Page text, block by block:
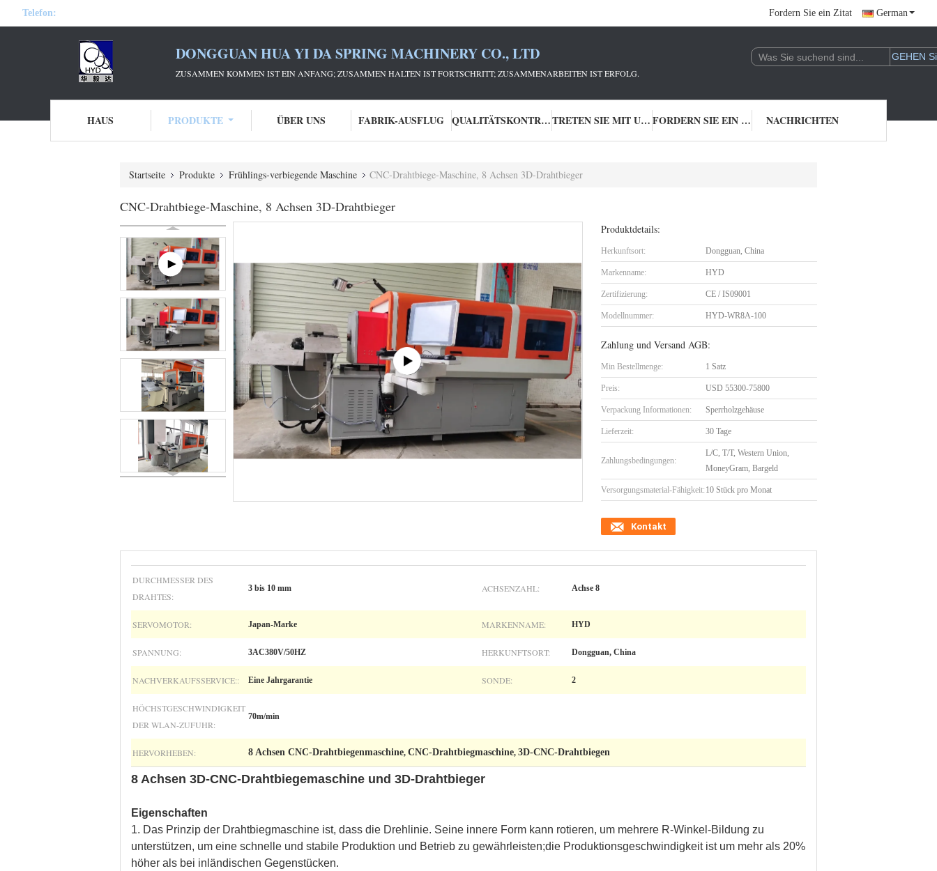
Telefon: Fordern Sie ein Zitat German
DONGGUAN HUA YI DA SPRING MACHINERY CO., LTD
ZUSAMMEN KOMMEN IST EIN ANFANG; ZUSAMMEN HALTEN IST FORTSCHRITT; ZUSAMMENARBEITEN IST ERFOLG.
HAUS PRODUKTE ÜBER UNS FABRIK-AUSFLUG QUALITÄTSKONTROLLE TRETEN SIE MIT UNS IN VERBINDUNG FORDERN SIE EIN ZITAT NACHRICHTEN
Startseite Produkte Frühlings-verbiegende Maschine CNC-Drahtbiege-Maschine, 8 Achsen 3D-Drahtbieger
CNC-Drahtbiege-Maschine, 8 Achsen 3D-Drahtbieger
Produktdetails:
Herkunftsort: Dongguan, China
Markenname: HYD
Zertifizierung: CE / IS09001
Modellnummer: HYD-WR8A-100
Zahlung und Versand AGB:
Min Bestellmenge: 1 Satz
Preis: USD 55300-75800
Verpackung Informationen: Sperrholzgehäuse
Lieferzeit: 30 Tage
Zahlungsbedingungen:
L/C, T/T, Western Union,
MoneyGram, Bargeld
Versorgungsmaterial-Fähigkeit: 10 Stück pro Monat
Kontakt
DURCHMESSER DES
DRAHTES:
3 bis 10 mm ACHSENZAHL: Achse 8
SERVOMOTOR: Japan-Marke MARKENNAME: HYD
SPANNUNG: 3AC380V/50HZ HERKUNFTSORT: Dongguan, China
NACHVERKAUFSSERVICE:: Eine Jahrgarantie SONDE: 2
HÖCHSTGESCHWINDIGKEIT
DER WLAN-ZUFUHR:
70m/min
HERVORHEBEN: 8 Achsen CNC-Drahtbiegenmaschine, CNC-Drahtbiegmaschine, 3D-CNC-Drahtbiegen
8 Achsen 3D-CNC-Drahtbiegemaschine und 3D-Drahtbieger
Eigenschaften
1. Das Prinzip der Drahtbiegmaschine ist, dass die Drehlinie. Seine innere Form kann rotieren, um mehrere R-Winkel-Bildung zu
unterstützen, um eine schnelle und stabile Produktion und Betrieb zu gewährleisten;die Produktionsgeschwindigkeit ist um mehr als 20%
höher als bei inländischen Gegenstücken.